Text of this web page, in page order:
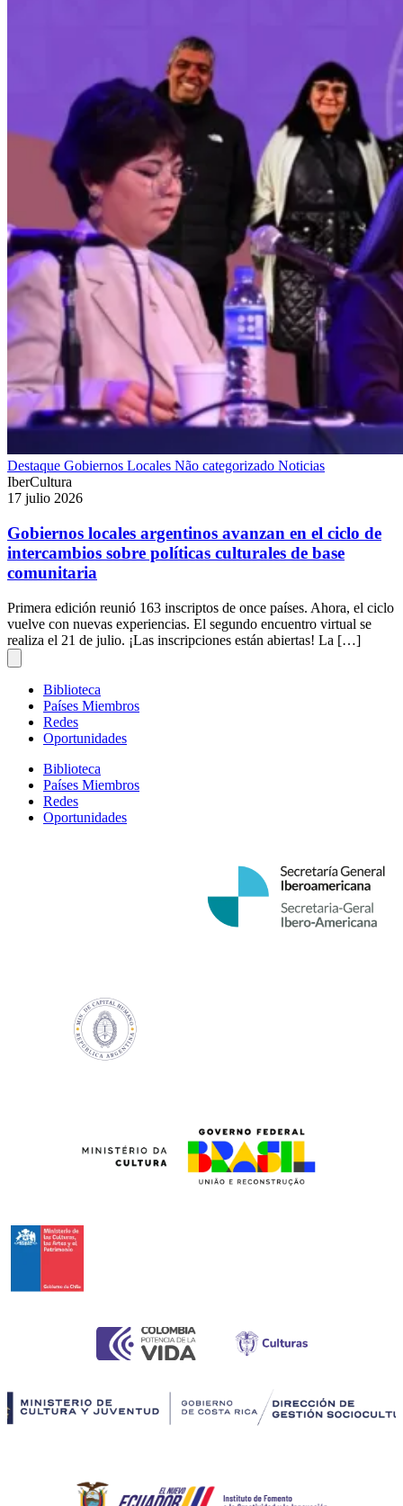
Destaque Gobiernos Locales Não categorizado Noticias
IberCultura
17 julio 2026
Gobiernos locales argentinos avanzan en el ciclo de
intercambios sobre políticas culturales de base
comunitaria
Primera edición reunió 163 inscriptos de once países. Ahora, el ciclo
vuelve con nuevas experiencias. El segundo encuentro virtual se
realiza el 21 de julio. ¡Las inscripciones están abiertas! La […]
Biblioteca
Países Miembros
Redes
Oportunidades
Biblioteca
Países Miembros
Redes
Oportunidades